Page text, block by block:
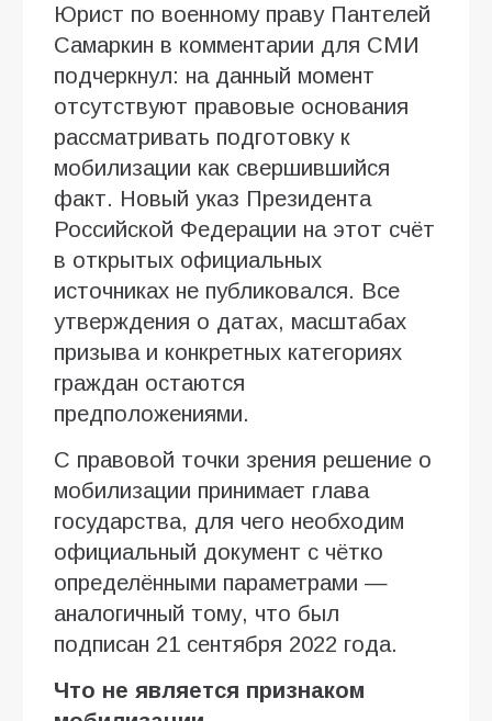
Юрист по военному праву Пантелей
Самаркин в комментарии для СМИ
подчеркнул: на данный момент
отсутствуют правовые основания
рассматривать подготовку к
мобилизации как свершившийся
факт. Новый указ Президента
Российской Федерации на этот счёт
в открытых официальных
источниках не публиковался. Все
утверждения о датах, масштабах
призыва и конкретных категориях
граждан остаются
предположениями.
С правовой точки зрения решение о
мобилизации принимает глава
государства, для чего необходим
официальный документ с чётко
определёнными параметрами —
аналогичный тому, что был
подписан 21 сентября 2022 года.
Что не является признаком